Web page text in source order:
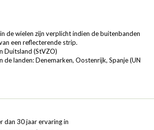
de wielen zijn verplicht indien de buitenbanden
een reflecterende strip.
Duitsland (StVZO)
de landen: Denemarken, Oostenrijk, Spanje (UN
dan 30 jaar ervaring in